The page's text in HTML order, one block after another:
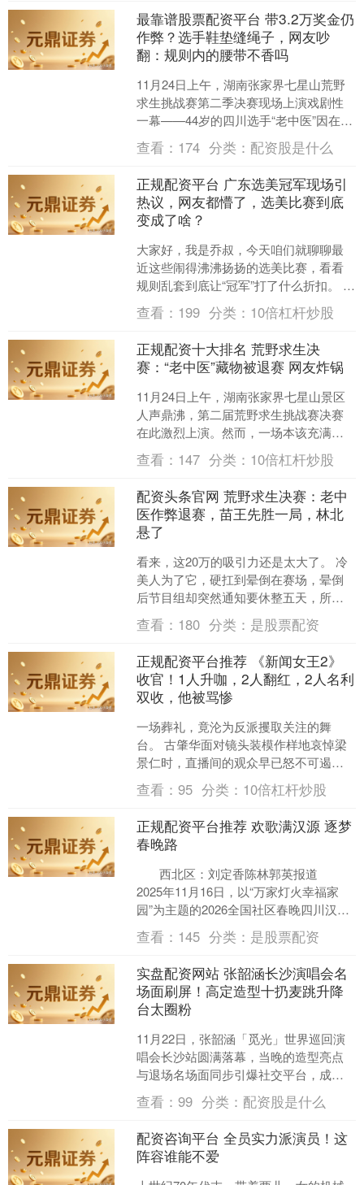
最靠谱股票配资平台 带3.2万奖金仍
作弊？选手鞋垫缝绳子，网友吵
翻：规则内的腰带不香吗
11月24日上午，湖南张家界七星山荒野
求生挑战赛第二季决赛现场上演戏剧性
一幕——44岁的四川选手“老中医”因在鞋
垫里私藏绳子，被裁判组当场红牌罚
下，拱手让出冲击....
查看： 174 分类： 配资股是什么
正规配资平台 广东选美冠军现场引
热议，网友都懵了，选美比赛到底
变成了啥？
大家好，我是乔叔，今天咱们就聊聊最
近这些闹得沸沸扬扬的选美比赛，看看
规则乱套到底让“冠军”打了什么折扣。 广
东赛区模特大赛的结果，直接把网友们
的关注拉到了现场。....
查看： 199 分类： 10倍杠杆炒股
正规配资十大排名 荒野求生决
赛：“老中医”藏物被退赛 网友炸锅
11月24日上午，湖南张家界七星山景区
人声鼎沸，第二届荒野求生挑战赛决赛
在此激烈上演。然而，一场本该充满原
始生存智慧的较量，却因一桩意外插曲
引发全网热议——来自....
查看： 147 分类： 10倍杠杆炒股
配资头条官网 荒野求生决赛：老中
医作弊退赛，苗王先胜一局，林北
悬了
看来，这20万的吸引力还是太大了。 冷
美人为了它，硬扛到晕倒在赛场，晕倒
后节目组却突然通知要休整五天，所有
选手全部进入决赛。 这奖运，属实差了
点。 不过，相比冷....
查看： 180 分类： 是股票配资
正规配资平台推荐 《新闻女王2》
收官！1人升咖，2人翻红，2人名利
双收，他被骂惨
一场葬礼，竟沦为反派攫取关注的舞
台。 古肇华面对镜头装模作样地哀悼梁
景仁时，直播间的观众早已怒不可遏，
弹幕瞬间被谴责声淹没。 《新闻女王2》
刚刚落下帷幕，这部聚....
查看：95 分类： 10倍杠杆炒股
正规配资平台推荐 欢歌满汉源 逐梦
春晚路
西北区：刘定香陈林郭英报道
2025年11月16日，以“万家灯火幸福家
园”为主题的2026全国社区春晚四川汉源
站第一、二场复赛，在县人....
查看： 145 分类： 是股票配资
实盘配资网站 张韶涵长沙演唱会名
场面刷屏！高定造型十扔麦跳升降
台太圈粉
11月22日，张韶涵「觅光」世界巡回演
唱会长沙站圆满落幕，当晚的造型亮点
与退场名场面同步引爆社交平台，成为
网友热议的焦点。 演唱会现场，张韶涵
的多套穿搭接连带来....
查看：99 分类： 配资股是什么
配资咨询平台 全员实力派演员！这
阵容谁能不爱